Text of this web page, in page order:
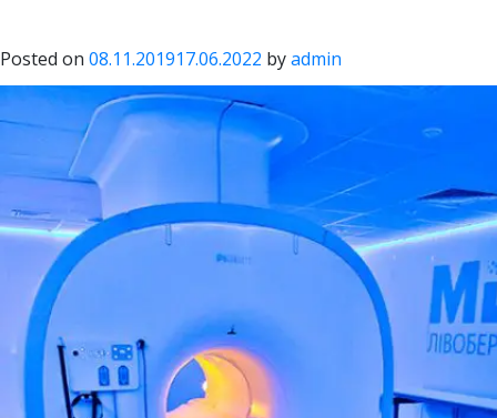
положения
Posted on 08.11.201917.06.2022 byadmin